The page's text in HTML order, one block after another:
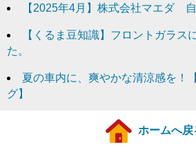
【2025年4月】株式会社マエダ
【くるま豆知識】フロントガラス
た。
夏の車内に、爽やかな清涼感を！
グ】
ホームへ戻